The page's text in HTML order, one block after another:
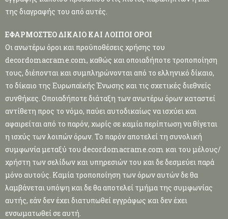
της διαγραφής του από αυτές.
ΕΦΑΡΜΟΣΤΕΟ ΔΙΚΑΙΟ ΚΑΙ ΛΟΙΠΟΙ ΟΡΟΙ
Οι ανωτέρω όροι και προϋποθέσεις χρήσης του
decordomacrame.com, καθώς και οποιαδήποτε τροποποίηση
τους, διέπονται και συμπληρώνονται από το ελληνικό δίκαιο,
το δίκαιο της Ευρωπαϊκής Ένωσης και τις σχετικές διεθνείς
συνθήκες. Οποιαδήποτε διάταξη των ανωτέρω όρων καταστεί
αντίθετη προς το νόμο, παύει αυτοδικαίως να ισχύει και
αφαιρείται από το παρόν, χωρίς σε καμία περίπτωση να θίγεται
η ισχύς των λοιπών όρων. Το παρόν αποτελεί τη συνολική
συμφωνία μεταξύ του decordomacrame.com και του μέλους/
χρήστη των σελίδων και υπηρεσιών του και δε δεσμεύει παρά
μόνο αυτούς. Καμία τροποποίηση των όρων αυτών δε θα
λαμβάνεται υπόψη και δε θα αποτελεί τμήμα της συμφωνίας
αυτής, εάν δεν έχει διατυπωθεί εγγράφως και δεν έχει
ενσωματωθεί σε αυτή.